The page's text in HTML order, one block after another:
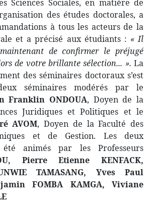
Sciences Sociales, en matière de
des études doctorales, a
à tous les acteurs de la
et a précisé aux étudiants : « Il
de confirmer le préjugé
de votre brillante sélection... ». La
des séminaires doctoraux s’est
séminaires modérés par le
Franklin ONDOUA, Doyen de la
Juridiques et Politiques et le
AVOM, Doyen de la Faculté des
et de Gestion. Les deux
animés par les Professeurs
Pierre Etienne KENFACK,
TAMASANG, Yves Paul
FOMBA KAMGA, Viviane